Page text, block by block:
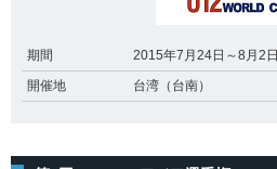
期間
2015年7月24日～8月2日
開催地
台湾（台南）